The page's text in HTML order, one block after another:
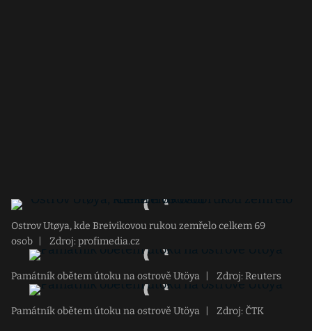
Ostrov Utøya, kde Breivikovou rukou zemřelo celkem 69
osob
Zdroj: profimedia.cz
Památník obětem útoku na ostrově Utöya Zdroj: Reuters
Památník obětem útoku na ostrově Utöya Zdroj: ČTK